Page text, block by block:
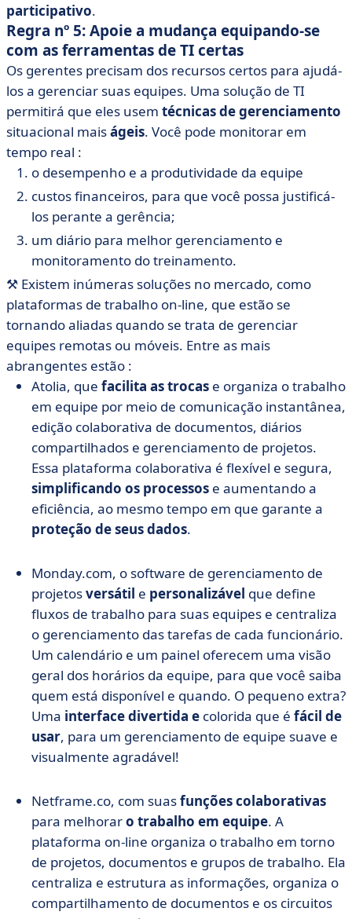
participativo.
Regra nº 5: Apoie a mudança equipando-se
com as ferramentas de TI certas
Os gerentes precisam dos recursos certos para ajudá-
los a gerenciar suas equipes. Uma solução de TI
permitirá que eles usem técnicas de gerenciamento
situacional maiságeis. Você pode monitorar em
tempo real :
o desempenho e a produtividade da equipe
custos financeiros, para que você possa justificá-
los perante a gerência;
um diário para melhor gerenciamento e
monitoramento do treinamento.
⚒️ Existem inúmeras soluções no mercado, como
plataformas de trabalho on-line, que estão se
tornando aliadas quando se trata de gerenciar
equipes remotas ou móveis. Entre as mais
abrangentes estão :
Atolia, que facilita as trocas e organiza o trabalho
em equipe por meio de comunicação instantânea,
edição colaborativa de documentos, diários
compartilhados e gerenciamento de projetos.
Essa plataforma colaborativa é flexível e segura,
simplificando os processos e aumentando a
eficiência, ao mesmo tempo em que garante a
proteção de seus dados.
Monday.com, o software de gerenciamento de
projetosversátil e personalizável que define
fluxos de trabalho para suas equipes e centraliza
o gerenciamento das tarefas de cada funcionário.
Um calendário e um painel oferecem uma visão
geral dos horários da equipe, para que você saiba
quem está disponível e quando. O pequeno extra?
Uma interface divertida e colorida que é fácil de
usar, para um gerenciamento de equipe suave e
visualmente agradável!
Netframe.co, com suasfunções colaborativas
para melhoraro trabalho em equipe. A
plataforma on-line organiza o trabalho em torno
de projetos, documentos e grupos de trabalho. Ela
centraliza e estrutura as informações, organiza o
compartilhamento de documentos e os circuitos